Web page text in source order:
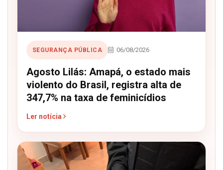
SEGURANÇA PÚBLICA 06/08/2026
Agosto Lilás: Amapá, o estado mais
violento do Brasil, registra alta de
347,7% na taxa de feminicídios
Ler notícia